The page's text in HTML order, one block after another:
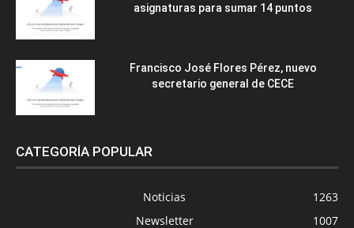
asignaturas para sumar 14 puntos
Francisco José Flores Pérez, nuevo
secretario general de CECE
CATEGORÍA POPULAR
Noticias
1263
Newsletter
1007